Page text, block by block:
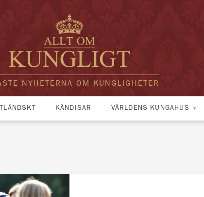
NYHETERNA OM KUNGLIGHETER
KÄNDISAR VÄRLDENS KUNGAHUS